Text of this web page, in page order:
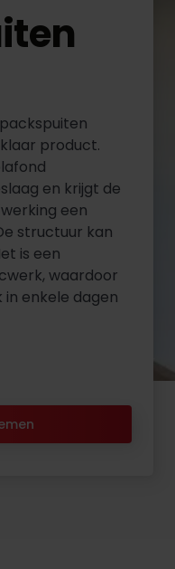
product.
en krijgt de
een
structuur kan
is een
waardoor
in enkele dagen